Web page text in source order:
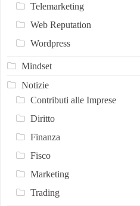
Telemarketing
Web Reputation
Wordpress
Mindset
Notizie
Contributi alle Imprese
Diritto
Finanza
Fisco
Marketing
Trading